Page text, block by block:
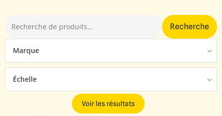
Recherche
Marque
Échelle
Voir les résultats